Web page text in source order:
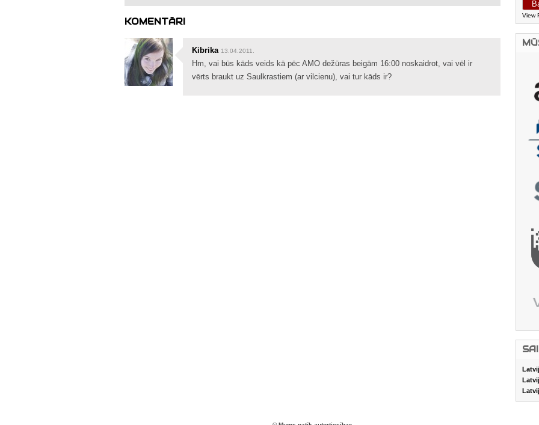
KOMENTĀRI
Kibrika 13.04.2011.
Hm, vai būs kāds veids kā pēc AMO dežūras beigām 16:00 noskaidrot, vai vēl ir
vērts braukt uz Saulkrastiem (ar vilcienu), vai tur kāds ir?
View